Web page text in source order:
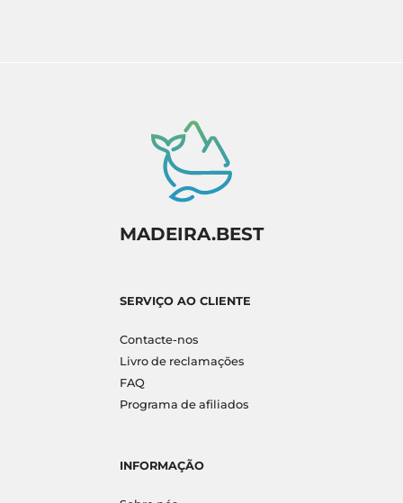
MADEIRA.BEST
SERVIÇO AO CLIENTE
Contacte-nos
Livro de reclamações
FAQ
Programa de afiliados
INFORMAÇÃO